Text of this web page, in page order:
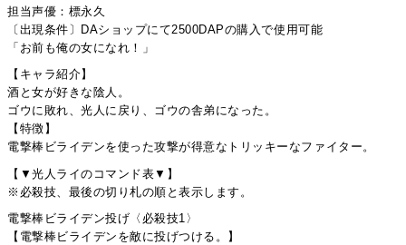
担当声優：標永久
〔出現条件〕DAショップにて2500DAPの購入で使用可能
「お前も俺の女になれ！」
【キャラ紹介】
酒と女が好きな陰人。
ゴウに敗れ、光人に戻り、ゴウの舎弟になった。
【特徴】
電撃棒ビライデンを使った攻撃が得意なトリッキーなファイター。
【▼光人ライのコマンド表▼】
※必殺技、最後の切り札の順と表示します。
電撃棒ビライデン投げ〈必殺技1〉
【電撃棒ビライデンを敵に投げつける。】